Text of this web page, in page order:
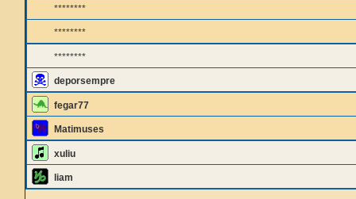
********
********
********
deporsempre
fegar77
Matimuses
xuliu
liam